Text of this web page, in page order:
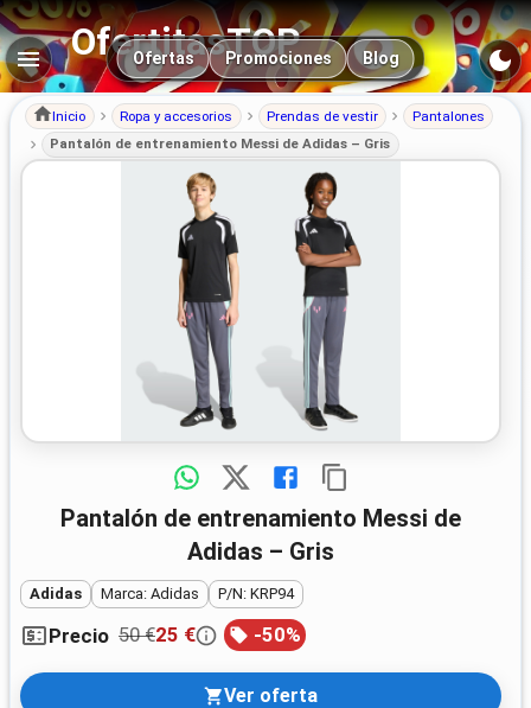
OfertitasTOP
Navegación principal
Ofertas Promociones Blog
Inicio Ropa y accesorios Prendas de vestir
Pantalones
Pantalón de entrenamiento Messi de Adidas – Gris
Pantalón de entrenamiento Messi de
Adidas – Gris
Adidas Marca: Adidas P/N: KRP94
Precio 50 €25 € -50%
Ver oferta